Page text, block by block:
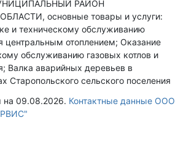
РАЙОН
основные товары и услуги:
и техническому обслуживанию
центральным отоплением; Оказание
обслуживанию газовых котлов и
Валка аварийных деревьев в
Старопольского сельского поселения
на 09.08.2026. Контактные данные ООО